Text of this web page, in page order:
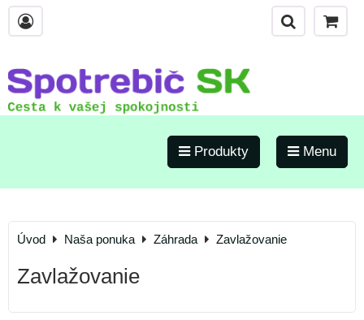
Produkty Menu
Úvod Naša ponuka Záhrada Zavlažovanie
Zavlažovanie